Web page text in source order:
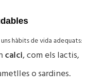
hàbits de vida adequats:
calci, com els lactis,
o sardines.